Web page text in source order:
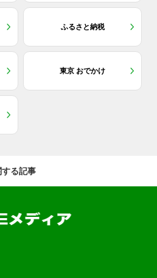
ふるさと納税
東京 おでかけ
る記事